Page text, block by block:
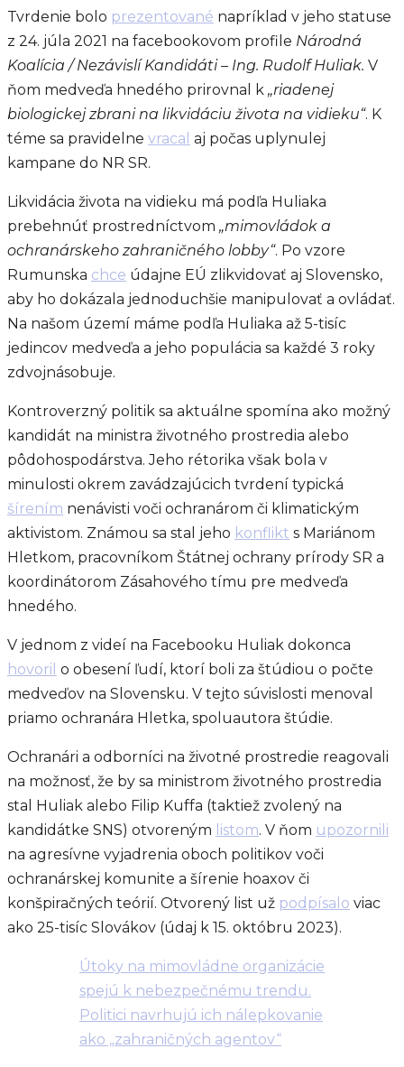
Tvrdenie bolo prezentované napríklad v jeho statuse
z 24. júla 2021 na facebookovom profile Národná
Koalícia / Nezávislí Kandidáti – Ing. Rudolf Huliak. V
ňom medveďa hnedého prirovnal k „riadenej
biologickej zbrani na likvidáciu života na vidieku“. K
téme sa pravidelne vracal aj počas uplynulej
kampane do NR SR.
Likvidácia života na vidieku má podľa Huliaka
prebehnúť prostredníctvom „mimovládok a
ochranárskeho zahraničného lobby“. Po vzore
Rumunska chce údajne EÚ zlikvidovať aj Slovensko,
aby ho dokázala jednoduchšie manipulovať a ovládať.
Na našom území máme podľa Huliaka až 5-tisíc
jedincov medveďa a jeho populácia sa každé 3 roky
zdvojnásobuje.
Kontroverzný politik sa aktuálne spomína ako možný
kandidát na ministra životného prostredia alebo
pôdohospodárstva. Jeho rétorika však bola v
minulosti okrem zavádzajúcich tvrdení typická
šírením nenávisti voči ochranárom či klimatickým
aktivistom. Známou sa stal jeho konflikt s Mariánom
Hletkom, pracovníkom Štátnej ochrany prírody SR a
koordinátorom Zásahového tímu pre medveďa
hnedého.
V jednom z videí na Facebooku Huliak dokonca
hovoril o obesení ľudí, ktorí boli za štúdiou o počte
medveďov na Slovensku. V tejto súvislosti menoval
priamo ochranára Hletka, spoluautora štúdie.
Ochranári a odborníci na životné prostredie reagovali
na možnosť, že by sa ministrom životného prostredia
stal Huliak alebo Filip Kuffa (taktiež zvolený na
kandidátke SNS) otvoreným listom. V ňom upozornili
na agresívne vyjadrenia oboch politikov voči
ochranárskej komunite a šírenie hoaxov či
konšpiračných teórií. Otvorený list už podpísalo viac
ako 25-tisíc Slovákov (údaj k 15. októbru 2023).
Útoky na mimovládne organizácie
spejú k nebezpečnému trendu.
Politici navrhujú ich nálepkovanie
ako „zahraničných agentov“